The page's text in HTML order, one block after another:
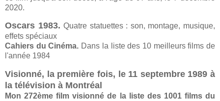
2020.
Oscars 1983. Quatre statuettes : son, montage, musique,
effets spéciaux
Cahiers du Cinéma. Dans la liste des 10 meilleurs films de
l'année 1984
Visionné, la première fois, le 11 septembre 1989 à
la télévision à Montréal
Mon 272ème film visionné de la liste des 1001 films du